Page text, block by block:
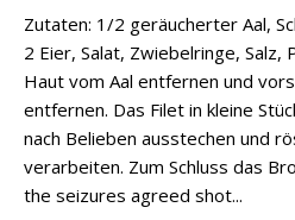
Zutaten: 1/2 geräucherter Aal,
2 Eier, Salat, Zwiebelringe,
Haut vom Aal entfernen und
entfernen. Das Filet in kleine
nach Belieben ausstechen und
verarbeiten. Zum Schluss das
the seizures agreed shot...